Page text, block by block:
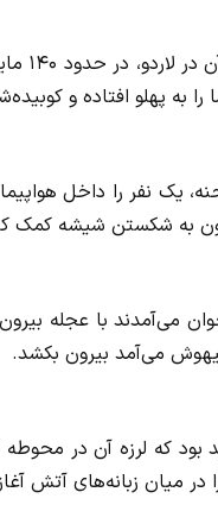
به پهلو افتاده و
یک نفر را داخل
به شکستن شیشه کمک
می‌آمدند با عجله
می‌آمد بیرون بکشد.
بود که لرزه آن در
میان زبانه‌های آتش